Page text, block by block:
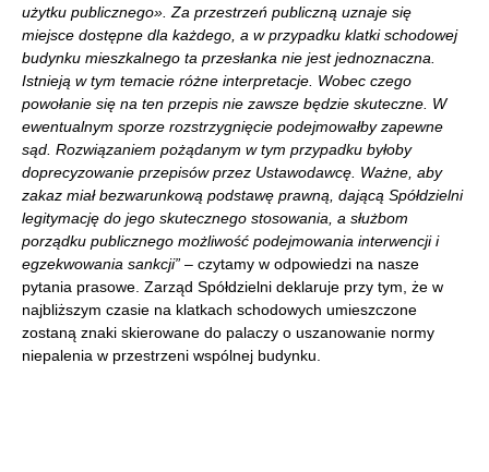
użytku publicznego». Za przestrzeń publiczną uznaje się
miejsce dostępne dla każdego, a w przypadku klatki schodowej
budynku mieszkalnego ta przesłanka nie jest jednoznaczna.
Istnieją w tym temacie różne interpretacje. Wobec czego
powołanie się na ten przepis nie zawsze będzie skuteczne. W
ewentualnym sporze rozstrzygnięcie podejmowałby zapewne
sąd. Rozwiązaniem pożądanym w tym przypadku byłoby
doprecyzowanie przepisów przez Ustawodawcę. Ważne, aby
zakaz miał bezwarunkową podstawę prawną, dającą Spółdzielni
legitymację do jego skutecznego stosowania, a służbom
porządku publicznego możliwość podejmowania interwencji i
egzekwowania sankcji” – czytamy w odpowiedzi na nasze
pytania prasowe. Zarząd Spółdzielni deklaruje przy tym, że w
najbliższym czasie na klatkach schodowych umieszczone
zostaną znaki skierowane do palaczy o uszanowanie normy
niepalenia w przestrzeni wspólnej budynku.